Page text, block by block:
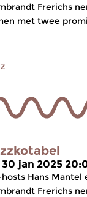
Frerichs
met twee
jan 2025
Hans Mantel
Frerichs